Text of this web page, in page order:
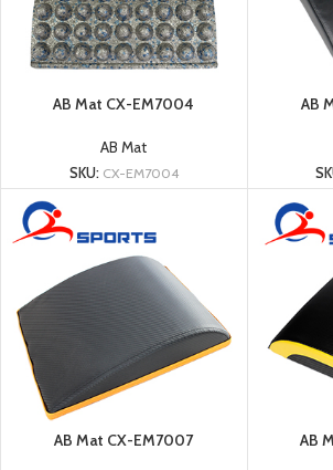
AB Mat CX-EM7004
AB Mat
SKU: CX-EM7004
AB
AB Mat CX-EM7007 AB